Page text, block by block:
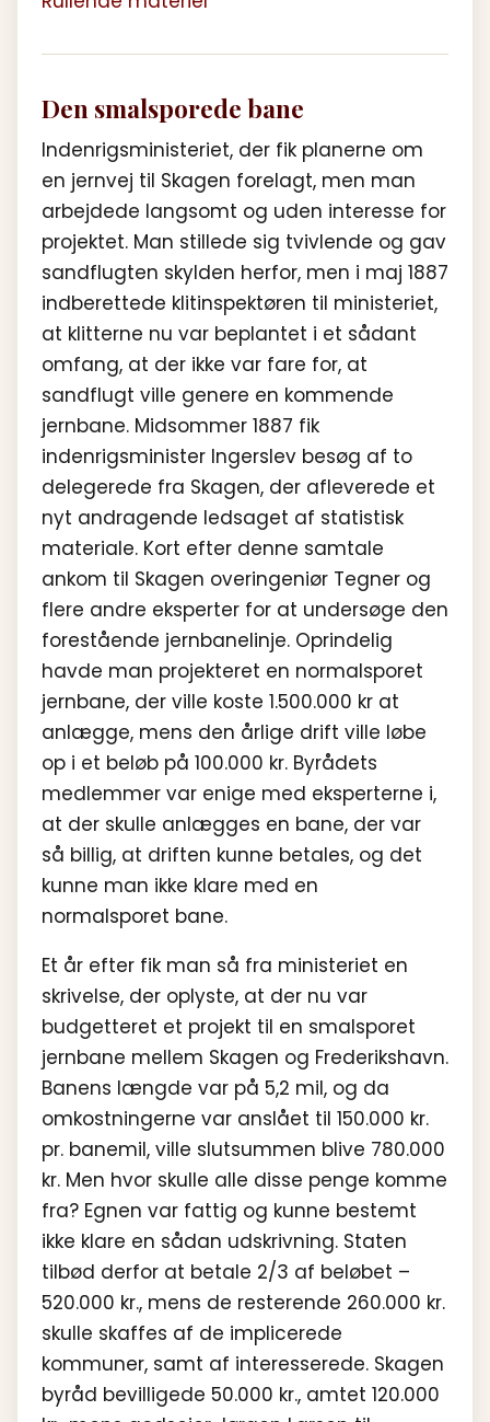
Den smalsporede bane
Indenrigsministeriet, der fik planerne om
en jernvej til Skagen forelagt, men man
arbejdede langsomt og uden interesse for
projektet. Man stillede sig tvivlende og gav
sandflugten skylden herfor, men i maj 1887
indberettede klitinspektøren til ministeriet,
at klitterne nu var beplantet i et sådant
omfang, at der ikke var fare for, at
sandflugt ville genere en kommende
jernbane. Midsommer 1887 fik
indenrigsminister Ingerslev besøg af to
delegerede fra Skagen, der afleverede et
nyt andragende ledsaget af statistisk
materiale. Kort efter denne samtale
ankom til Skagen overingeniør Tegner og
flere andre eksperter for at undersøge den
forestående jernbanelinje. Oprindelig
havde man projekteret en normalsporet
jernbane, der ville koste 1.500.000 kr at
anlægge, mens den årlige drift ville løbe
op i et beløb på 100.000 kr. Byrådets
medlemmer var enige med eksperterne i,
at der skulle anlægges en bane, der var
så billig, at driften kunne betales, og det
kunne man ikke klare med en
normalsporet bane.
Et år efter fik man så fra ministeriet en
skrivelse, der oplyste, at der nu var
budgetteret et projekt til en smalsporet
jernbane mellem Skagen og Frederikshavn.
Banens længde var på 5,2 mil, og da
omkostningerne var anslået til 150.000 kr.
pr. banemil, ville slutsummen blive 780.000
kr. Men hvor skulle alle disse penge komme
fra? Egnen var fattig og kunne bestemt
ikke klare en sådan udskrivning. Staten
tilbød derfor at betale 2/3 af beløbet –
520.000 kr., mens de resterende 260.000 kr.
skulle skaffes af de implicerede
kommuner, samt af interesserede. Skagen
byråd bevilligede 50.000 kr., amtet 120.000